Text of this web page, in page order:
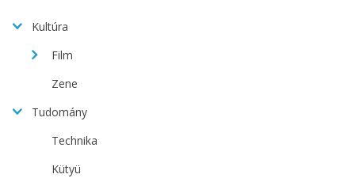
Kultúra
Film
Zene
Tudomány
Technika
Kütyü